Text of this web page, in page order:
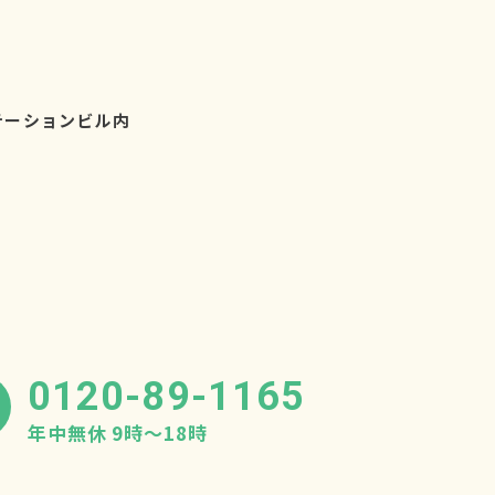
ションビル内
0120-89-1165
年中無休 9時〜18時